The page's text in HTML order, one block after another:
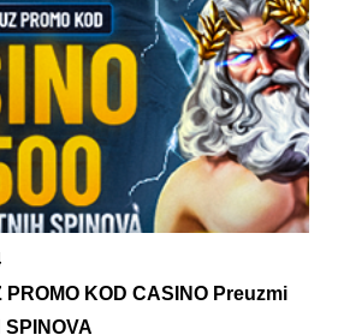
PROMO KOD CASINO Preuzmi